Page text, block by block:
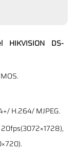
DS-
H.264/ MJPEG.